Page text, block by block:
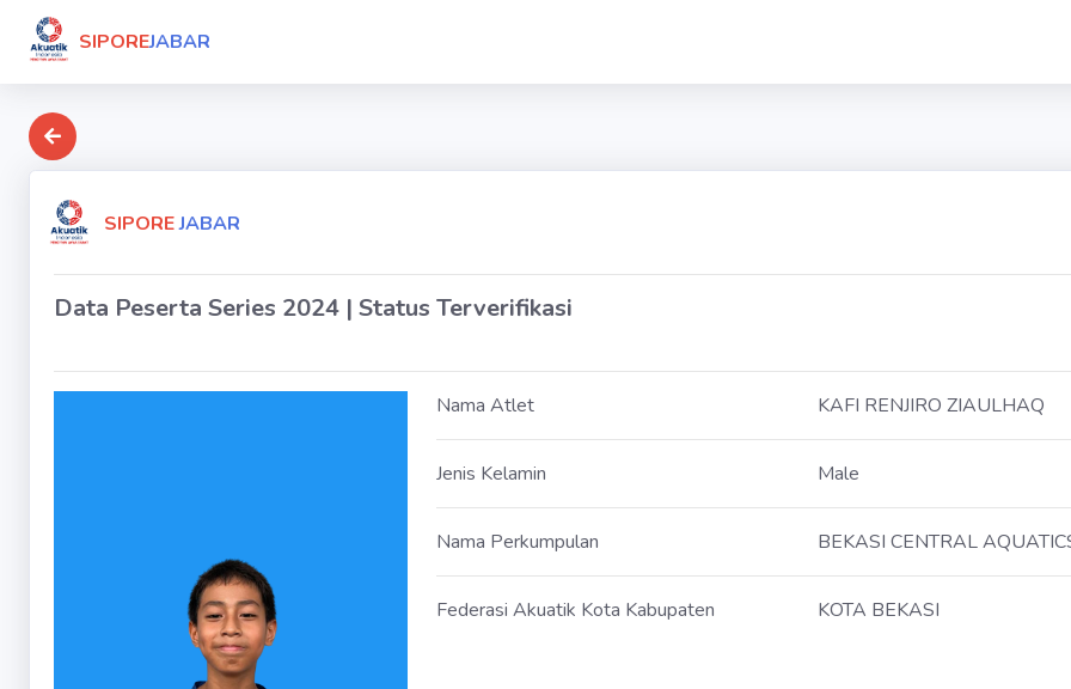
SIPOREJABAR
SIPOREJABAR
Data Peserta Series 2024 | Status Terverifikasi
Nama Atlet KAFI RENJIRO ZIAULHAQ
Jenis Kelamin Male
Nama Perkumpulan BEKASI CENTRAL
Federasi Akuatik Kota Kabupaten KOTA BEKASI